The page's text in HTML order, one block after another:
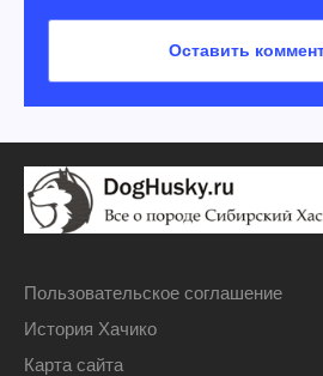
Пользовательское соглашение
История Хачико
Карта сайта